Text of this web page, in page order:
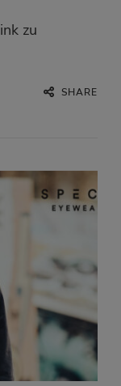
zu
SHARE